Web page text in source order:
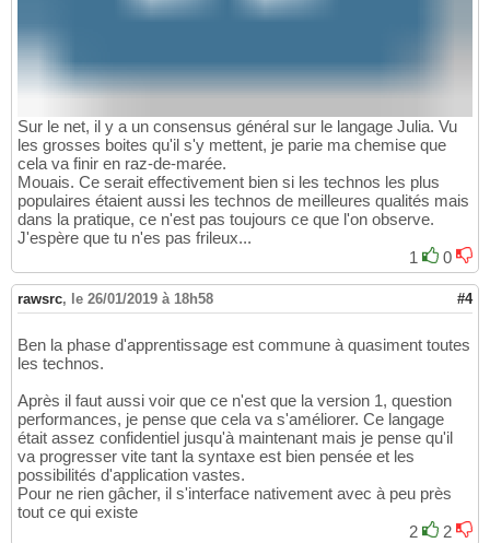
Sur le net, il y a un consensus général sur le langage Julia. Vu
les grosses boites qu'il s'y mettent, je parie ma chemise que
cela va finir en raz-de-marée.
Mouais. Ce serait effectivement bien si les technos les plus
populaires étaient aussi les technos de meilleures qualités mais
dans la pratique, ce n'est pas toujours ce que l'on observe.
J'espère que tu n'es pas frileux...
1
0
rawsrc, le 26/01/2019 à 18h58 #4
Ben la phase d'apprentissage est commune à quasiment toutes
les technos.
Après il faut aussi voir que ce n'est que la version 1, question
performances, je pense que cela va s'améliorer. Ce langage
était assez confidentiel jusqu'à maintenant mais je pense qu'il
va progresser vite tant la syntaxe est bien pensée et les
possibilités d'application vastes.
Pour ne rien gâcher, il s'interface nativement avec à peu près
tout ce qui existe
2
2